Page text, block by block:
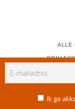
ALLE
Ik ga